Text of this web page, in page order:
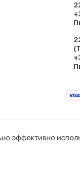
эффективно